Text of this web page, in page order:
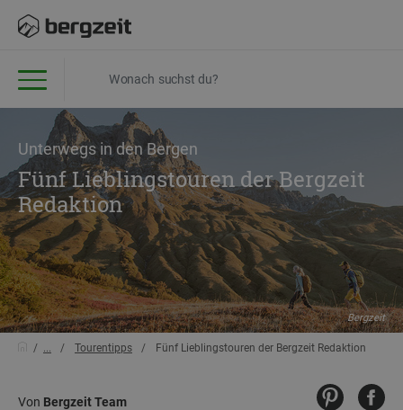
Unterwegs in den Bergen
Fünf Lieblingstouren der Bergzeit
Redaktion
Bergzeit
... Tourentipps Fünf Lieblingstouren der Bergzeit Redaktion
Von Bergzeit Team